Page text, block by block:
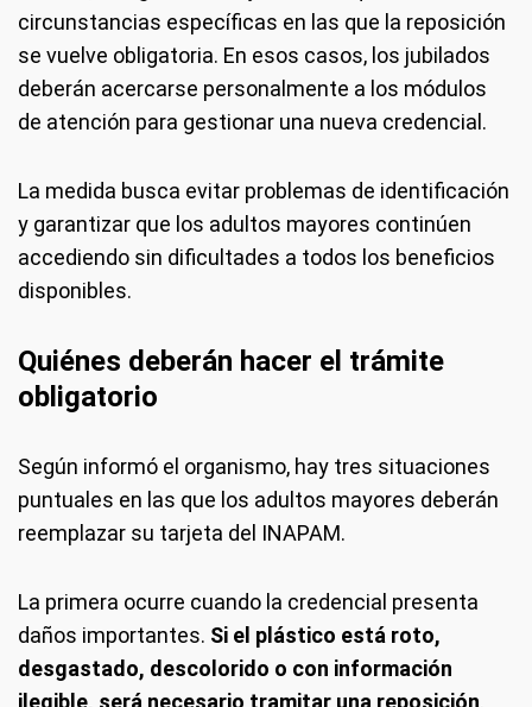
circunstancias específicas en las que la reposición
se vuelve obligatoria. En esos casos, los jubilados
deberán acercarse personalmente a los módulos
de atención para gestionar una nueva credencial.
La medida busca evitar problemas de identificación
y garantizar que los adultos mayores continúen
accediendo sin dificultades a todos los beneficios
disponibles.
Quiénes deberán hacer el trámite
obligatorio
Según informó el organismo, hay tres situaciones
puntuales en las que los adultos mayores deberán
reemplazar su tarjeta del INAPAM.
La primera ocurre cuando la credencial presenta
daños importantes. Si el plástico está roto,
desgastado, descolorido o con información
ilegible, será necesario tramitar una reposición.